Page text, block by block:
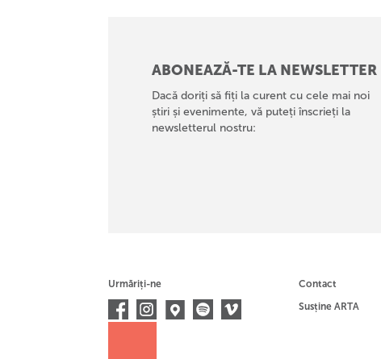
ABONEAZĂ-TE LA NEWSLETTER
Dacă doriți să fiți la curent cu cele mai noi
știri și evenimente, vă puteți înscrieți la
newsletterul nostru:
Urmăriți-ne
Contact
Susține ARTA